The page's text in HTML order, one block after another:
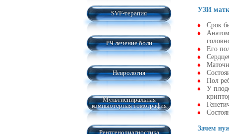
SVF-терапия
РЧ лечение боли
Неврология
Мультиспиральная
компьютерная томография
Рентгенодиагностика
УЗИ
Срок
Его
Пол
У
Зачем